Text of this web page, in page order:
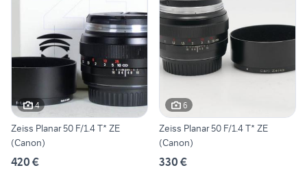
4
Zeiss Planar 50 F/1.4 T* ZE
(Canon)
420 €
6
Zeiss Planar 50 F/1.4 T* ZE
(Canon)
330 €